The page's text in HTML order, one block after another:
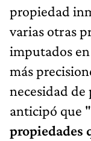
propiedad
varias otras
imputados en
más
necesidad de
anticipó que "
propiedades